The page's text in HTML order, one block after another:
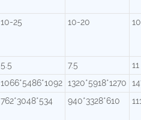
10-25 10-20
5.5 7.5
11
1066*5486*1092 1320*5918*1270
762*3048*534 940*3328*610